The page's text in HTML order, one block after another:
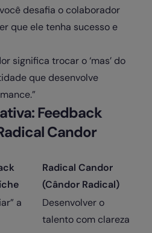
você desafia o colaborador
que ele tenha sucesso e
significa trocar o ‘mas’ do
que desenvolve
Feedback
Candor
Radical Candor
(Cândor Radical)
a
Desenvolver o
talento com clareza